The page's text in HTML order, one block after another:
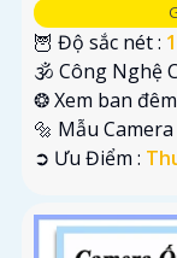
🦉 Độ sắc nét :
🕉️ Công Nghệ
❂ Xem ban
🔩 Mẫu Camera
️➲ Ưu Điểm :